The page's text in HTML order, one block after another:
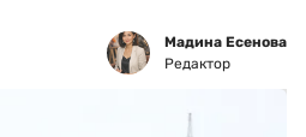
Мадина Есенова
Редактор